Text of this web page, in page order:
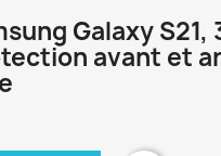
Galaxy S21,
avant et